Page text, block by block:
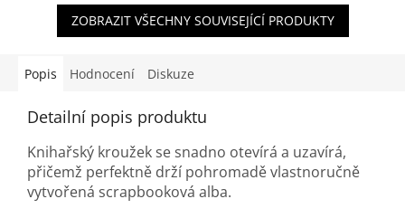
ZOBRAZIT VŠECHNY SOUVISEJÍCÍ PRODUKTY
Popis Hodnocení Diskuze
Detailní popis produktu
Knihařský kroužek se snadno otevírá a uzavírá,
přičemž perfektně drží pohromadě vlastnoručně
vytvořená scrapbooková alba.